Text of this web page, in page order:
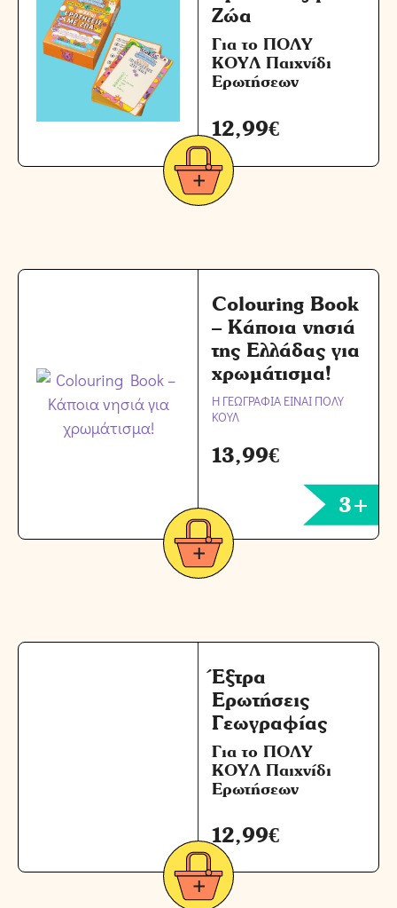
Ζώα
Για το ΠΟΛΥ
ΚΟΥΛ Παιχνίδι
Ερωτήσεων
12,99€
Colouring Book
– Κάποια νησιά
της Ελλάδας για
χρωμάτισμα!
Η ΓΕΩΓΡΑΦΙΑ ΕΙΝΑΙ ΠΟΛΥ
ΚΟΥΛ
13,99€
3+
Έξτρα
Ερωτήσεις
Γεωγραφίας
Για το ΠΟΛΥ
ΚΟΥΛ Παιχνίδι
Ερωτήσεων
12,99€